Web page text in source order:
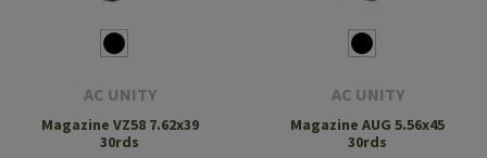
AC UNITY
Magazine VZ58 7.62x39
30rds
AC UNITY
Magazine AUG 5.56x45
30rds